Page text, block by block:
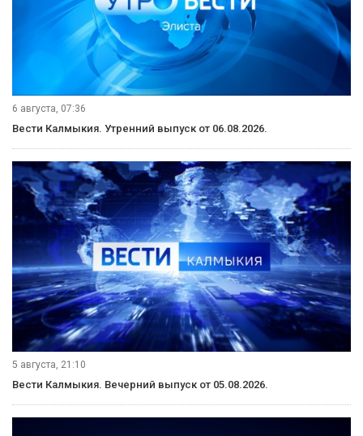
6 августа, 07:36
Вести Калмыкия. Утренний выпуск от 06.08.2026.
5 августа, 21:10
Вести Калмыкия. Вечерний выпуск от 05.08.2026.